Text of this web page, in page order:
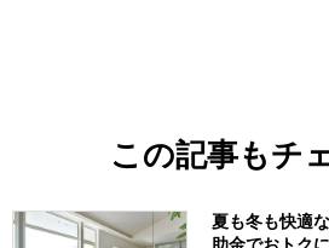
この記事もチ
夏も冬も快適
助金でおトク